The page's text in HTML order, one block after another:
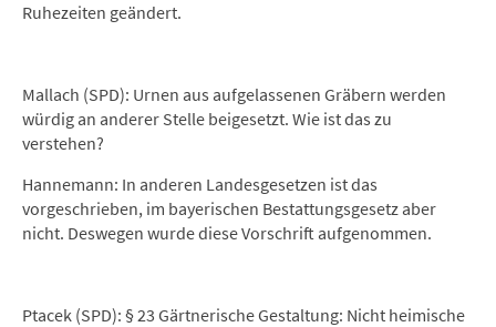
Ruhezeiten geändert.
Mallach (SPD): Urnen aus aufgelassenen Gräbern werden
würdig an anderer Stelle beigesetzt. Wie ist das zu
verstehen?
Hannemann: In anderen Landesgesetzen ist das
vorgeschrieben, im bayerischen Bestattungsgesetz aber
nicht. Deswegen wurde diese Vorschrift aufgenommen.
Ptacek (SPD): § 23 Gärtnerische Gestaltung: Nicht heimische